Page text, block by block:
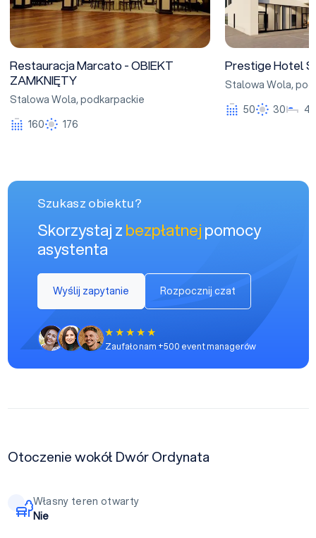
Restauracja Marcato - OBIEKT
ZAMKNIĘTY
Stalowa Wola,podkarpackie
160
176
Prestige Hotel
Stalowa Wola,
50
30
Szukasz obiektu?
Skorzystaj zbezpłatnejpomocy
asystenta
Wyślij zapytanie Rozpocznij czat
Zaufało nam +500 event managerów
Otoczenie wokół Dwór Ordynata
Własny teren otwarty
Nie